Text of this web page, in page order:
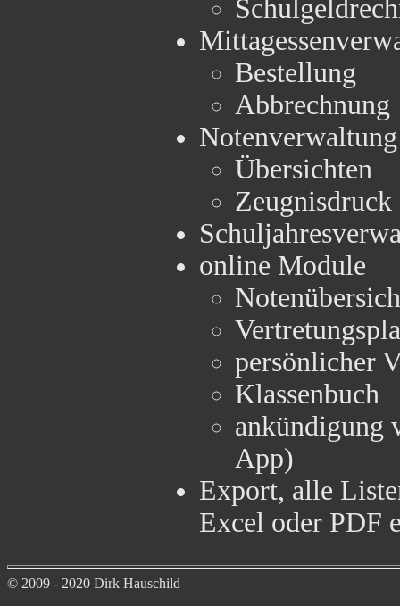
Bestellung
Abbrechnung
Notenverwaltung
Übersichten
Zeugnisdruck
online Module
persönlicher
Klassenbuch
ankündigung
App)
Export, alle
Excel oder PDF
© 2009 - 2020 Dirk Hauschild